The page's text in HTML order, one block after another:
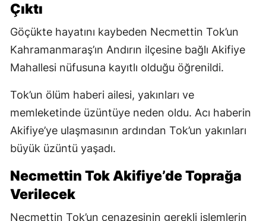
Çıktı
Göçükte hayatını kaybeden Necmettin Tok’un
Kahramanmaraş’ın Andırın ilçesine bağlı Akifiye
Mahallesi nüfusuna kayıtlı olduğu öğrenildi.
Tok’un ölüm haberi ailesi, yakınları ve
memleketinde üzüntüye neden oldu. Acı haberin
Akifiye’ye ulaşmasının ardından Tok’un yakınları
büyük üzüntü yaşadı.
Necmettin Tok Akifiye’de Toprağa
Verilecek
Necmettin Tok’un cenazesinin gerekli işlemlerin